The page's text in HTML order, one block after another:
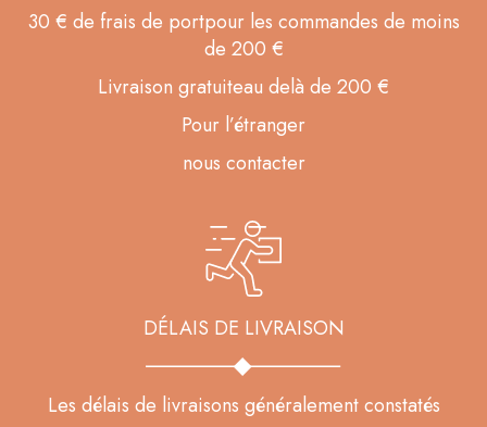
30 € de frais de portpour les commandes de moins
de 200 €
Livraison gratuiteau delà de 200 €
Pour l’étranger
nous contacter
DÉLAIS DE LIVRAISON
Les délais de livraisons généralement constatés